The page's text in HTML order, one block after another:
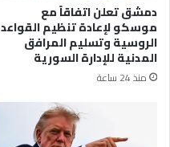
دمشق تعلن اتفاقاً مع
موسكو لإعادة تنظيم القواعد
الروسية وتسليم المرافق
المدنية للإدارة السورية
منذ 24 ساعة